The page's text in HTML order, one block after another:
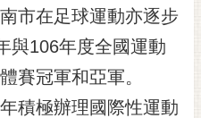
市在足球運動亦逐步
與106年度全國運動
賽冠軍和亞軍。
積極辦理國際性運動